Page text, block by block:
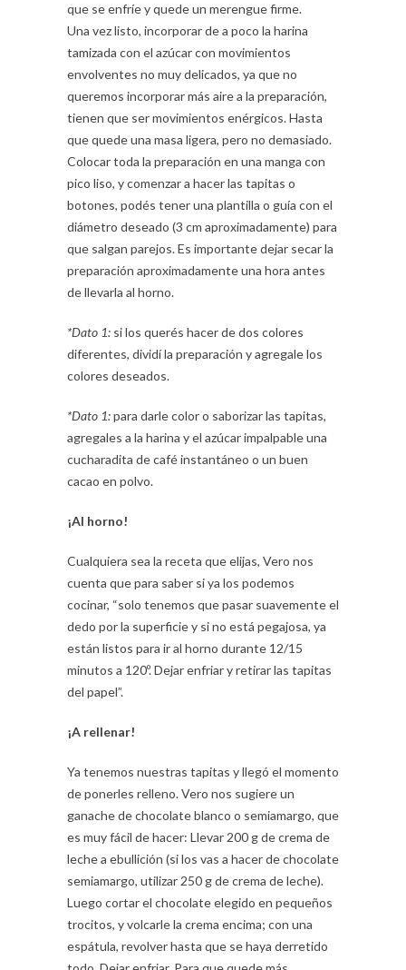
que se enfríe y quede un merengue firme.
Una vez listo, incorporar de a poco la harina
tamizada con el azúcar con movimientos
envolventes no muy delicados, ya que no
queremos incorporar más aire a la preparación,
tienen que ser movimientos enérgicos. Hasta
que quede una masa ligera, pero no demasiado.
Colocar toda la preparación en una manga con
pico liso, y comenzar a hacer las tapitas o
botones, podés tener una plantilla o guía con el
diámetro deseado (3 cm aproximadamente) para
que salgan parejos. Es importante dejar secar la
preparación aproximadamente una hora antes
de llevarla al horno.
*Dato 1: si los querés hacer de dos colores
diferentes, dividí la preparación y agregale los
colores deseados.
*Dato 1:para darle color o saborizar las tapitas,
agregales a la harina y el azúcar impalpable una
cucharadita de café instantáneo o un buen
cacao en polvo.
¡Al horno!
Cualquiera sea la receta que elijas, Vero nos
cuenta que para saber si ya los podemos
cocinar, “solo tenemos que pasar suavemente el
dedo por la superficie y si no está pegajosa, ya
están listos para ir al horno durante 12/15
minutos a 120º. Dejar enfriar y retirar las tapitas
del papel”.
¡A rellenar!
Ya tenemos nuestras tapitas y llegó el momento
de ponerles relleno. Vero nos sugiere un
ganache de chocolate blanco o semiamargo, que
es muy fácil de hacer: Llevar 200 g de crema de
leche a ebullición (si los vas a hacer de chocolate
semiamargo, utilizar 250 g de crema de leche).
Luego cortar el chocolate elegido en pequeños
trocitos, y volcarle la crema encima; con una
espátula, revolver hasta que se haya derretido